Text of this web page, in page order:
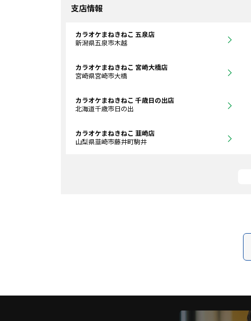
支店情報
カラオケまねきねこ 五泉店
新潟県五泉市木越
カラオケまねきねこ 宮崎大橋店
宮崎県宮崎市大橋
カラオケまねきねこ 千歳日の出店
北海道千歳市日の出
カラオケまねきねこ 韮崎店
山梨県韮崎市藤井町駒井